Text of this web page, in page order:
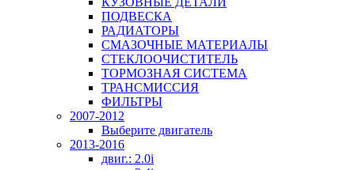
ПОДВЕСКА
РАДИАТОРЫ
СМАЗОЧНЫЕ МАТЕРИАЛЫ
СТЕКЛООЧИСТИТЕЛЬ
ТОРМОЗНАЯ СИСТЕМА
ТРАНСМИССИЯ
ФИЛЬТРЫ
2007-2012
Выберите двигатель
2013-2016
двиг.: 2.0i